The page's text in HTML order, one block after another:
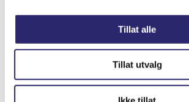
Tillat alle
Tillat utvalg